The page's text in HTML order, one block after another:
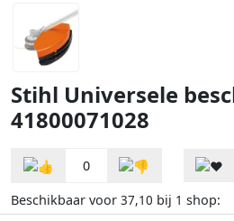
Stihl Universele
41800071028
0
Beschikbaar voor 37,10 bij 1 shop: